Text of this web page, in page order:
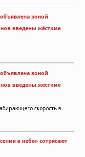
зоной
введены жёсткие
зоной
введены жёсткие
скорость в
в небе» сотрясают